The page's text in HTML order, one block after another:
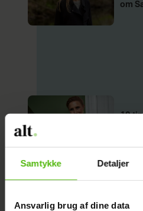
Samtykke Detaljer
Ansvarlig brug af dine data
om
10